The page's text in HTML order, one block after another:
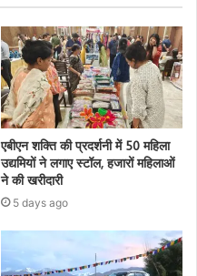
एबीएन शक्ति की प्रदर्शनी में 50 महिला
उद्यमियों ने लगाए स्टॉल, हजारों महिलाओं
ने की खरीदारी
5 days ago